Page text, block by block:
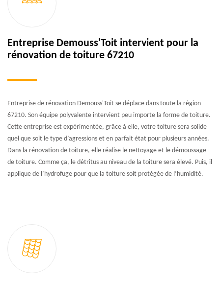
Entreprise Demouss'Toit intervient pour la
rénovation de toiture 67210
Entreprise de rénovation Demouss'Toit se déplace dans toute la région
67210. Son équipe polyvalente intervient peu importe la forme de toiture.
Cette entreprise est expérimentée, grâce à elle, votre toiture sera solide
quel que soit le type d’agressions et en parfait état pour plusieurs années.
Dans la rénovation de toiture, elle réalise le nettoyage et le démoussage
de toiture. Comme ça, le détritus au niveau de la toiture sera élevé. Puis, il
applique de l’hydrofuge pour que la toiture soit protégée de l’humidité.